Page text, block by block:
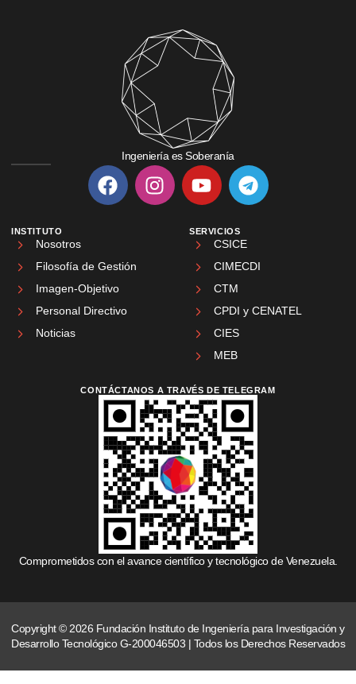
Ingeniería es Soberanía
INSTITUTO
Nosotros
Filosofía de Gestión
Imagen-Objetivo
Personal Directivo
Noticias
SERVICIOS
CSICE
CIMECDI
CTM
CPDI y CENATEL
CIES
MEB
CONTÁCTANOS A TRAVÉS DE TELEGRAM
Comprometidos con el avance científico y tecnológico de Venezuela.
Copyright © 2026 Fundación Instituto de Ingeniería para Investigación y
Desarrollo Tecnológico G-200046503 | Todos los Derechos Reservados